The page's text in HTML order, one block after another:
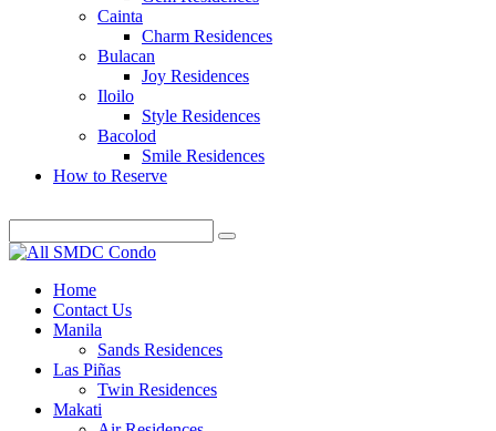
Cainta
Charm Residences
Bulacan
Joy Residences
Iloilo
Style Residences
Bacolod
Smile Residences
How to Reserve
Home
Contact Us
Manila
Sands Residences
Las Piñas
Twin Residences
Makati